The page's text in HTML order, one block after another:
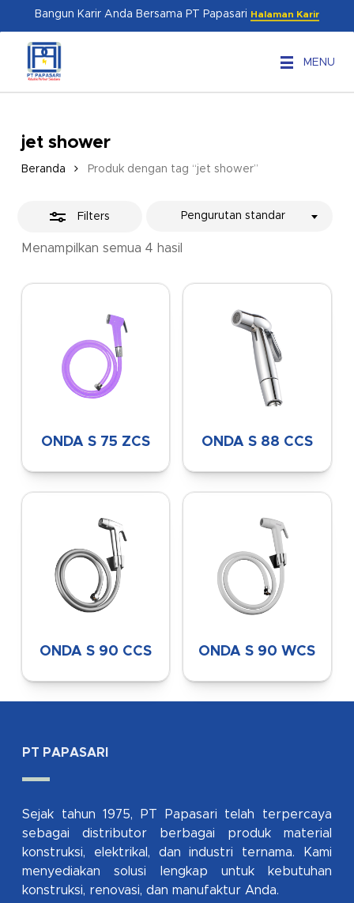
content
Bangun Karir Anda Bersama PT Papasari Halaman Karir
MENU
jet shower
Beranda Produk dengan tag “jet shower”
Filters
Menampilkan semua 4 hasil
Pengurutan standar
Close
ONDA S 75 ZCS ONDA S 88 CCS
ONDA S 90 CCS ONDA S 90 WCS
PT PAPASARI
Sejak tahun 1975, PT Papasari telah terpercaya
sebagai distributor berbagai produk material
konstruksi, elektrikal, dan industri ternama. Kami
menyediakan solusi lengkap untuk kebutuhan
konstruksi, renovasi, dan manufaktur Anda.
Menu